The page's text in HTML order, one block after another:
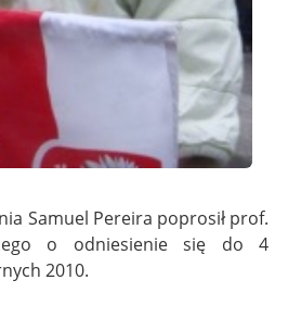
Samuel Pereira poprosił prof.
o odniesienie się do 4
2010.